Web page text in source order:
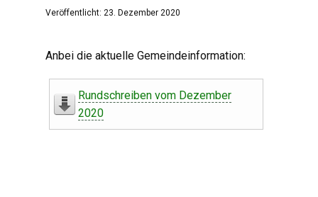
Veröffentlicht: 23. Dezember 2020
Anbei die aktuelle Gemeindeinformation:
Rundschreiben vom Dezember
2020